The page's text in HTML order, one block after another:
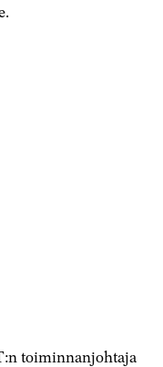
toiminnanjohtaja